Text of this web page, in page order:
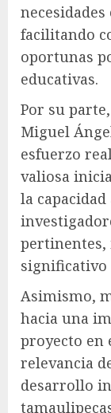
facilitando
oportunas
educativas.
Por su
Miguel
esfuerzo
valiosa
la capacidad
pertinentes,
significativo
Asimismo,
hacia una
proyecto en
relevancia
desarrollo